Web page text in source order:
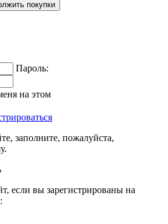
покупки
Пароль:
на этом
заполните, пожалуйста,
если вы зарегистрированы на